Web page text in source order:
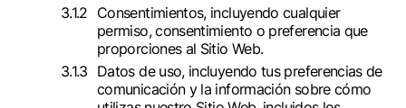
Consentimientos, incluyendo cualquier
permiso, consentimiento o preferencia que
proporciones al Sitio Web.
Datos de uso, incluyendo tus preferencias de
comunicación y la información sobre cómo